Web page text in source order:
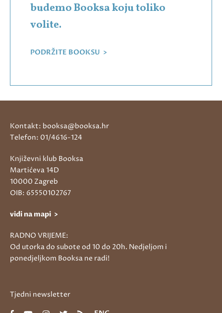
budemo Booksa koju toliko
volite.
PODRŽITE BOOKSU >
Kontakt: booksa@booksa.hr
Telefon: 01/4616-124
Književni klub Booksa
Martićeva 14D
10000 Zagreb
OIB: 65550102767
vidi na mapi >
RADNO VRIJEME:
Od utorka do subote od 10 do 20h. Nedjeljom i
ponedjeljkom Booksa ne radi!
Tjedni newsletter